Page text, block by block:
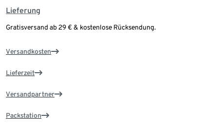
Lieferung
Gratisversand ab 29 € & kostenlose Rücksendung.
Versandkosten
Lieferzeit
Versandpartner
Packstation